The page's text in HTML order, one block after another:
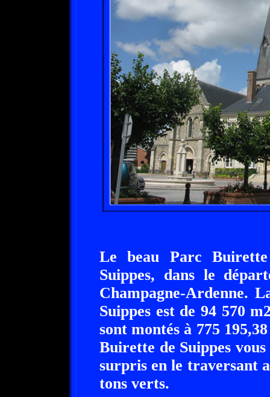
Le beau Parc
Suippes, dans le
Champagne-Ardenne.
Suippes est de 94 570
sont montés à 775
Buirette de Suippes
surpris en le traversant
tons verts.